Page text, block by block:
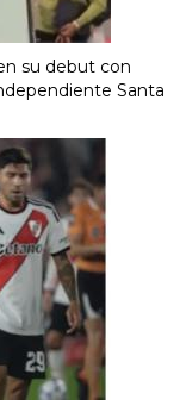
su debut con
Santa